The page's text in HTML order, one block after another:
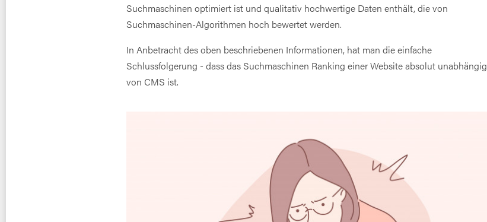
Suchmaschinen optimiert ist und qualitativ hochwertige Daten enthält, die von
Suchmaschinen-Algorithmen hoch bewertet werden.
In Anbetracht des oben beschriebenen Informationen, hat man die einfache
Schlussfolgerung - dass das Suchmaschinen Ranking einer Website absolut unabhängig
von CMS ist.